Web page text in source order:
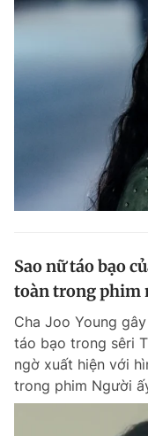
Quảng cáo
Phó tổng biên tập: Lâm
Phó tổng biên tập:
Tổng thư ký tòa soạn:
Giấy phép xuất bản số
© 2003-2026 Bản
dưới mọi hình thức nếu
Phát triển bởi ePi
Sao nữ táo bạo
toàn trong phim
Cha Joo Young
táo bạo trong sêri
ngờ xuất hiện với
trong phim Người